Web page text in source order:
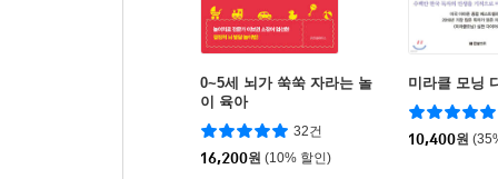
0~5세 뇌가 쑥쑥 자라는 놀
이 육아
32건
16,200원 (10% 할인)
미라클 모닝
10,400원